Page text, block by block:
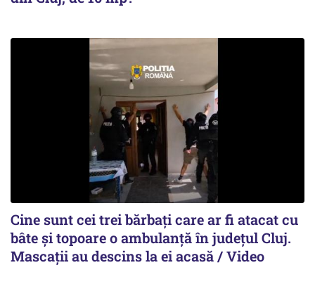
Cine sunt cei trei bărbați care ar fi atacat cu
bâte și topoare o ambulanță în județul Cluj.
Mascații au descins la ei acasă / Video